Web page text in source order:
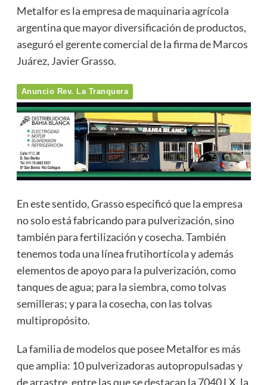
Metalfor es la empresa de maquinaria agrícola
argentina que mayor diversificación de productos,
aseguró el gerente comercial de la firma de Marcos
Juárez, Javier Grasso.
Anuncio Rev. La Tranquera
En este sentido, Grasso especificó que la empresa
no solo está fabricando para pulverización, sino
también para fertilización y cosecha. También
tenemos toda una línea frutihortícola y además
elementos de apoyo para la pulverización, como
tanques de agua; para la siembra, como tolvas
semilleras; y para la cosecha, con las tolvas
multipropósito.
La familia de modelos que posee Metalfor es más
que amplia: 10 pulverizadoras autopropulsadas y
de arrastre, entre las que se destacan la 7040 LX, la